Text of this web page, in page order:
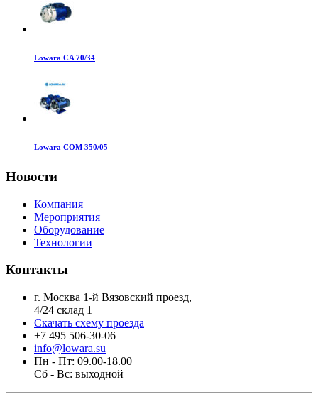
Lowara CA 70/34
Lowara COM 350/05
Новости
Компания
Мероприятия
Оборудование
Технологии
Контакты
г. Москва 1-й Вязовский проезд,
4/24 склад 1
Скачать схему проезда
+7 495 506-30-06
info@lowara.su
Пн - Пт: 09.00-18.00
Сб - Вс: выходной